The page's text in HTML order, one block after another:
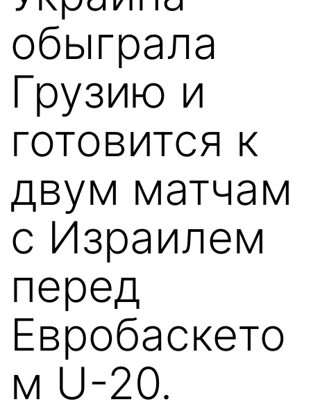
обыграла
Грузию и
готовится к
двум матчам
с Израилем
перед
Евробаскето
м U-20.